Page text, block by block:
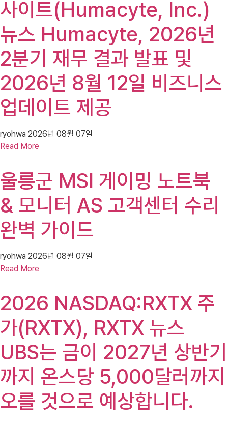
사이트(Humacyte, Inc.)
뉴스 Humacyte, 2026년
2분기 재무 결과 발표 및
2026년 8월 12일 비즈니스
업데이트 제공
ryohwa 2026년 08월 07일
Read More
울릉군 MSI 게이밍 노트북
& 모니터 AS 고객센터 수리
완벽 가이드
ryohwa 2026년 08월 07일
Read More
2026 NASDAQ:RXTX 주
가(RXTX), RXTX 뉴스
UBS는 금이 2027년 상반기
까지 온스당 5,000달러까지
오를 것으로 예상합니다.